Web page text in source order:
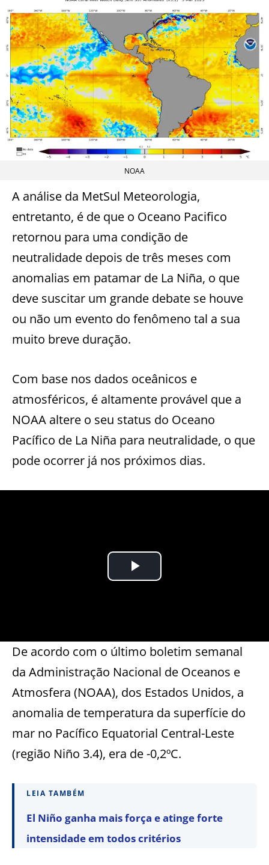
NOAA
A análise da MetSul Meteorologia,
entretanto, é de que o Oceano Pacifico
retornou para uma condição de
neutralidade depois de três meses com
anomalias em patamar de La Niña, o que
deve suscitar um grande debate se houve
ou não um evento do fenômeno tal a sua
muito breve duração.
Com base nos dados oceânicos e
atmosféricos, é altamente provável que a
NOAA altere o seu status do Oceano
Pacífico de La Niña para neutralidade, o que
pode ocorrer já nos próximos dias.
De acordo com o último boletim semanal
da Administração Nacional de Oceanos e
Atmosfera (NOAA), dos Estados Unidos, a
anomalia de temperatura da superfície do
mar no Pacífico Equatorial Central-Leste
(região Niño 3.4), era de -0,2ºC.
LEIA TAMBÉM
El Niño ganha mais força e atinge forte
intensidade em todos critérios